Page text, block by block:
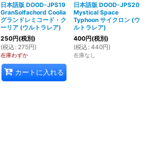
日本語版 DOOD-JPS19
GranSolfachord Coolia
グランドレミコード・ク
ーリア (ウルトラレア)
250円(税別)
(税込 : 275円)
在庫わずか
カートに入れる
日本語版 DOOD-JPS20
Mystical Space
Typhoon サイクロン (ウ
ルトラレア)
400円(税別)
(税込 : 440円)
在庫なし